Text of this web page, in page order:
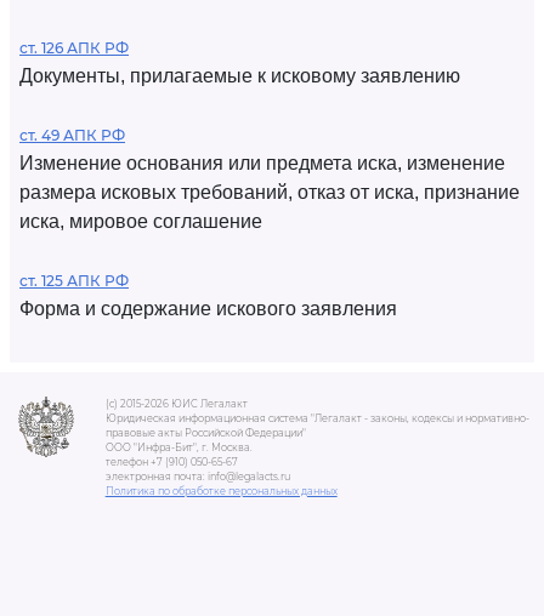
ст. 126 АПК РФ
Документы, прилагаемые к исковому заявлению
ст. 49 АПК РФ
Изменение основания или предмета иска, изменение
размера исковых требований, отказ от иска, признание
иска, мировое соглашение
ст. 125 АПК РФ
Форма и содержание искового заявления
(c) 2015-2026 ЮИС Легалакт
Юридическая информационная система "Легалакт - законы, кодексы и нормативно-
правовые акты Российской Федерации"
ООО "Инфра-Бит", г. Москва.
телефон +7 (910) 050-65-67
электронная почта: info@legalacts.ru
Политика по обработке персональных данных